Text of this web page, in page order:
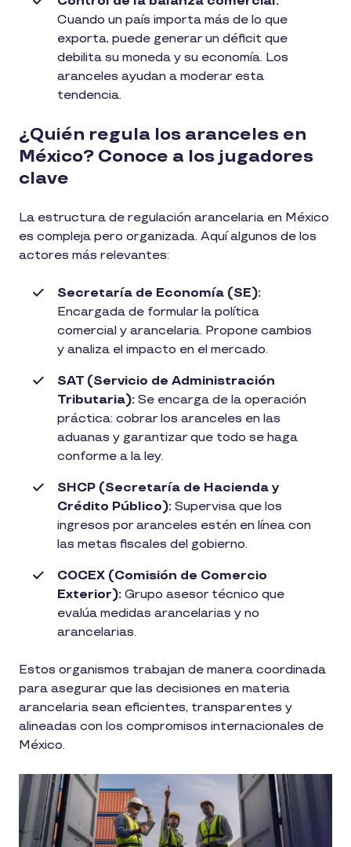
Cuando un país importa más de lo que
exporta, puede generar un déficit que
debilita su moneda y su economía. Los
aranceles ayudan a moderar esta
tendencia.
¿Quién regula los aranceles en
México? Conoce a los jugadores
clave
La estructura de regulación arancelaria en México
es compleja pero organizada. Aquí algunos de los
actores más relevantes:
Secretaría de Economía (SE):
Encargada de formular la política
comercial y arancelaria. Propone cambios
y analiza el impacto en el mercado.
SAT (Servicio de Administración
Tributaria): Se encarga de la operación
práctica: cobrar los aranceles en las
aduanas y garantizar que todo se haga
conforme a la ley.
SHCP (Secretaría de Hacienda y
Crédito Público): Supervisa que los
ingresos por aranceles estén en línea con
las metas fiscales del gobierno.
COCEX (Comisión de Comercio
Exterior): Grupo asesor técnico que
evalúa medidas arancelarias y no
arancelarias.
Estos organismos trabajan de manera coordinada
para asegurar que las decisiones en materia
arancelaria sean eficientes, transparentes y
alineadas con los compromisos internacionales de
México.